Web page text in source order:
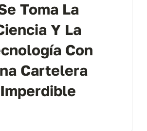
Toma La
Y La
Con
Cartelera
Imperdible